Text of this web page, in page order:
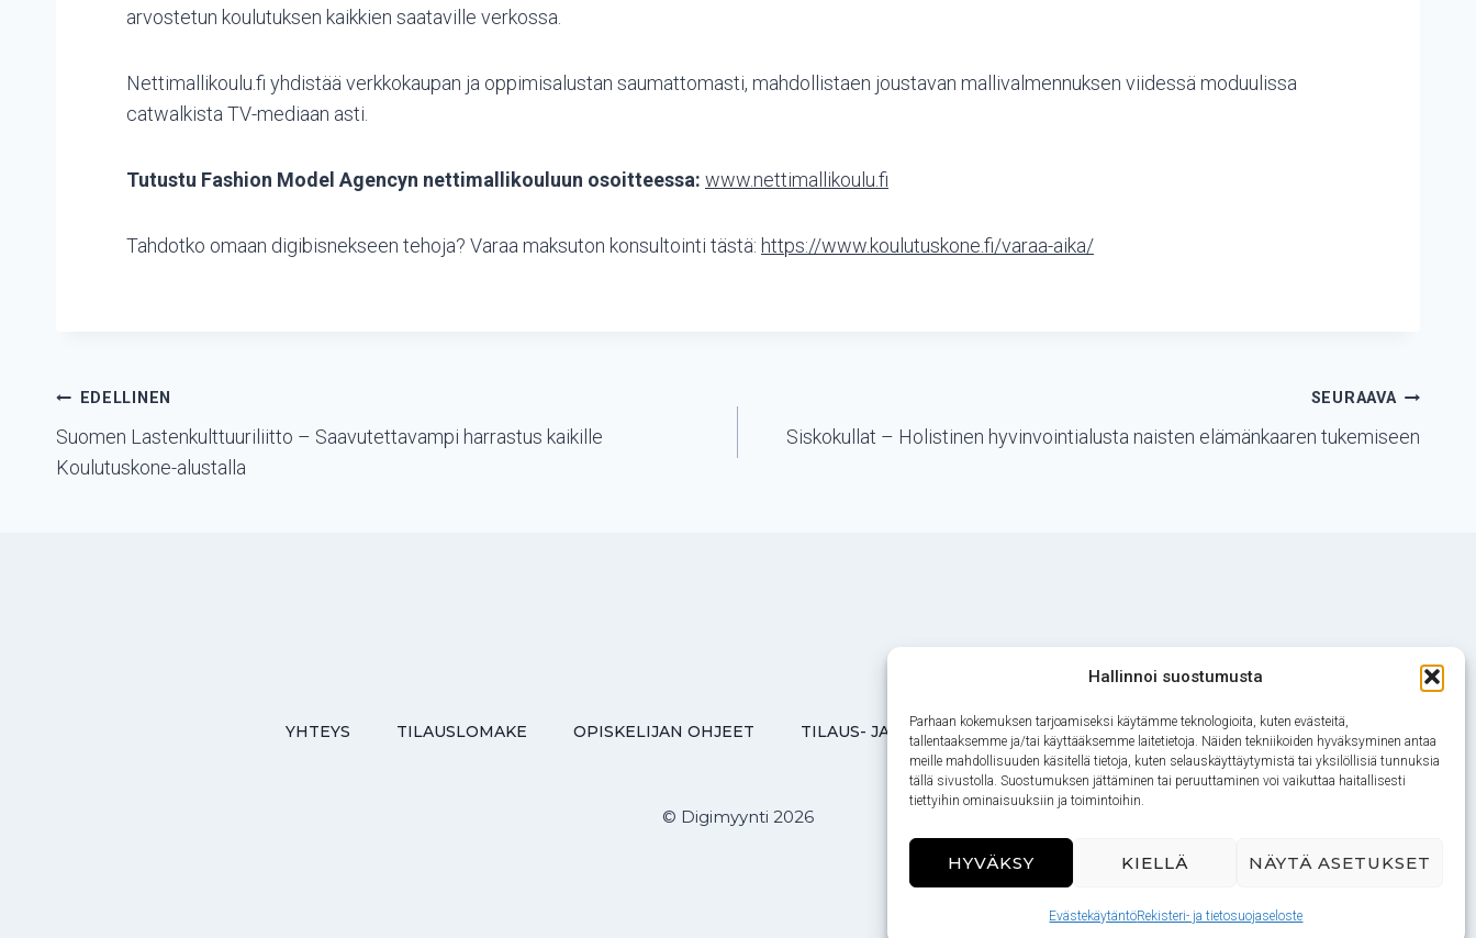
Hallinnoi suostumusta
Parhaan kokemuksen tarjoamiseksi käytämme teknologioita, kuten evästeitä,
tallentaaksemme ja/tai käyttääksemme laitetietoja. Näiden tekniikoiden hyväksyminen antaa
meille mahdollisuuden käsitellä tietoja, kuten selauskäyttäytymistä tai yksilöllisiä tunnuksia
tällä sivustolla. Suostumuksen jättäminen tai peruuttaminen voi vaikuttaa haitallisesti
tiettyihin ominaisuuksiin ja toimintoihin.
HYVÄKSY KIELLÄ NÄYTÄ ASETUKSET
EvästekäytäntöRekisteri- ja tietosuojaseloste
arvostetun koulutuksen kaikkien saataville verkossa.
Nettimallikoulu.fi yhdistää verkkokaupan ja oppimisalustan saumattomasti, mahdollistaen joustavan mallivalmennuksen viidessä moduulissa
catwalkista TV-mediaan asti.
Tutustu Fashion Model Agencyn nettimallikouluun osoitteessa: www.nettimallikoulu.fi
Tahdotko omaan digibisnekseen tehoja? Varaa maksuton konsultointi tästä: https://www.koulutuskone.fi/varaa-aika/
Artikkelien
selaus
EDELLINEN
Suomen Lastenkulttuuriliitto – Saavutettavampi harrastus kaikille
Koulutuskone-alustalla
SEURAAVA
Siskokullat – Holistinen hyvinvointialusta naisten elämänkaaren tukemiseen
YHTEYS TILAUSLOMAKE OPISKELIJAN OHJEET TILAUS- JA TOIMITUSEHDOT TIETOSUOJA
© Digimyynti 2026